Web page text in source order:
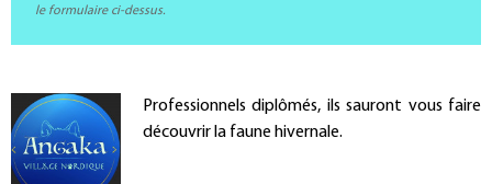
le formulaire ci-dessus.
Professionnels diplômés, ils sauront vous faire
découvrir la faune hivernale.